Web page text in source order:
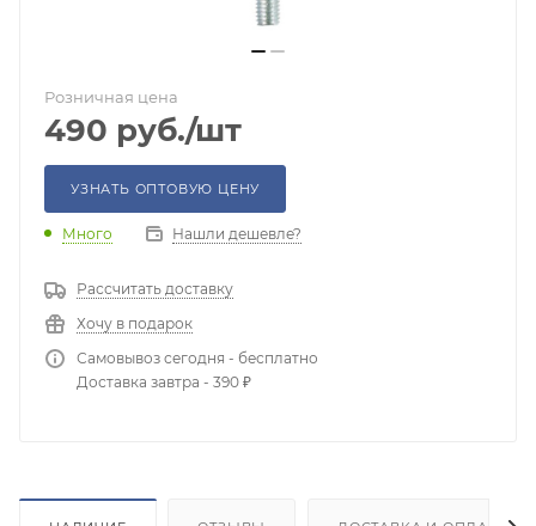
Розничная цена
490 руб./шт
УЗНАТЬ ОПТОВУЮ ЦЕНУ
Много Нашли дешевле?
Рассчитать доставку
Хочу в подарок
Самовывоз сегодня - бесплатно
Доставка завтра - 390 ₽